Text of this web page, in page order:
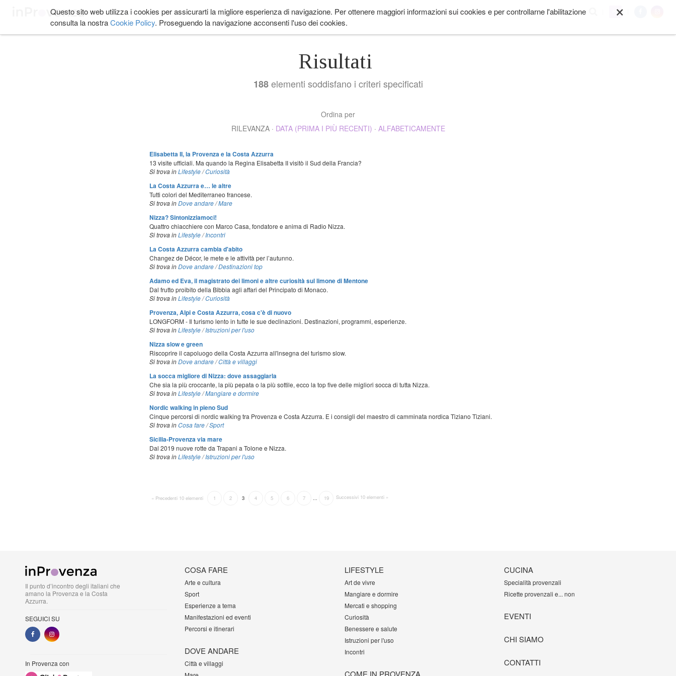
|
COSA FARE DOVE ANDARE LIFESTYLE COME IN PROVENZA CUCINA EVENTI CHI SIAMO ALTRO My
×
Questo sito web utilizza i cookies per assicurarti la migliore esperienza di navigazione. Per ottenere maggiori informazioni sui cookies e per controllarne l'abilitazione
consulta la nostraCookie Policy. Proseguendo la navigazione acconsenti l'uso dei cookies.
Risultati
188elementi soddisfano i criteri specificati
Ordina per
RILEVANZA · DATA (PRIMA I PIÙ RECENTI) · ALFABETICAMENTE
Elisabetta II, la Provenza e la Costa Azzurra
13 visite ufficiali. Ma quando la Regina Elisabetta II visitò il Sud della Francia?
Si trova inLifestyle/Curiosità
La Costa Azzurra e… le altre
Tutti colori del Mediterraneo francese.
Si trova inDove andare/Mare
Nizza? Sintonizziamoci!
Quattro chiacchiere con Marco Casa, fondatore e anima di Radio Nizza.
Si trova inLifestyle/Incontri
La Costa Azzurra cambia d'abito
Changez de Décor, le mete e le attività per l’autunno.
Si trova inDove andare/Destinazioni top
Adamo ed Eva, il magistrato dei limoni e altre curiosità sul limone di Mentone
Dal frutto proibito della Bibbia agli affari del Principato di Monaco.
Si trova inLifestyle/Curiosità
Provenza, Alpi e Costa Azzurra, cosa c'è di nuovo
LONGFORM - Il turismo lento in tutte le sue declinazioni. Destinazioni, programmi, esperienze.
Si trova inLifestyle/Istruzioni per l'uso
Nizza slow e green
Riscoprire il capoluogo della Costa Azzurra all'insegna del turismo slow.
Si trova inDove andare/Città e villaggi
La socca migliore di Nizza: dove assaggiarla
Che sia la più croccante, la più pepata o la più sottile, ecco la top five delle migliori socca di tutta Nizza.
Si trova inLifestyle/Mangiare e dormire
Nordic walking in pieno Sud
Cinque percorsi di nordic walking tra Provenza e Costa Azzurra. E i consigli del maestro di camminata nordica Tiziano Tiziani.
Si trova inCosa fare/Sport
Sicilia-Provenza via mare
Dal 2019 nuove rotte da Trapani a Tolone e Nizza.
Si trova inLifestyle/Istruzioni per l'uso
« Precedenti 10 elementi Successivi 10 elementi »
1 2 3 4 5 6 7 ... 19
Il punto d’incontro degli italiani che
amano la Provenza e la Costa
Azzurra.
SEGUICI SU
In Provenza con
COSA FARE
Arte e cultura
Sport
Esperienze a tema
Manifestazioni ed eventi
Percorsi e itinerari
DOVE ANDARE
Città e villaggi
LIFESTYLE
Art de vivre
Mangiare e dormire
Mercati e shopping
Curiosità
Benessere e salute
Istruzioni per l'uso
Incontri
CUCINA
Specialità provenzali
Ricette provenzali e... non
EVENTI
CHI SIAMO
CONTATTI